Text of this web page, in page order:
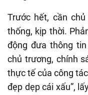
Trước hết, cần
thống, kịp thời.
động đưa thông
chủ trương, chính
thực tế của công
đẹp dẹp cái xấu”,